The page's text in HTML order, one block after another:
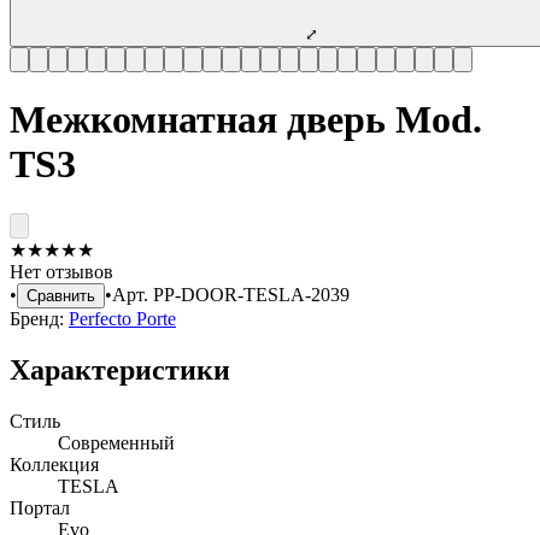
⤢
Межкомнатная дверь Mod.
TS3
★★★★★
Нет отзывов
• Сравнить •Арт. PP-DOOR-TESLA-2039
Бренд: Perfecto Porte
Характеристики
Стиль
Современный
Коллекция
TESLA
Портал
Evo